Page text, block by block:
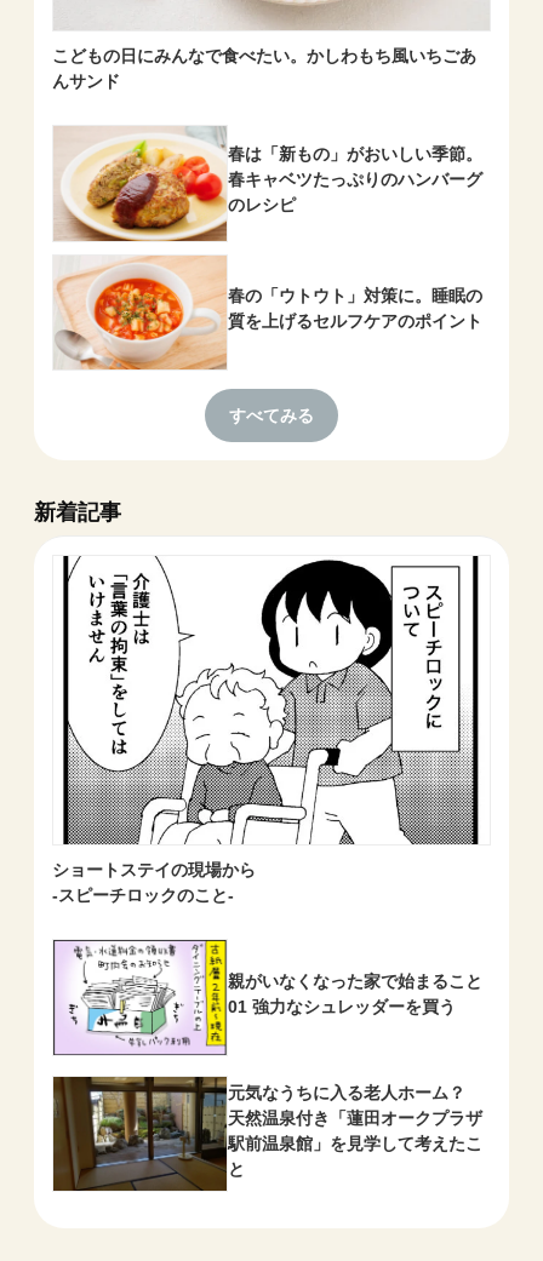
こどもの日にみんなで⾷べたい。かしわもち風いちごあ
んサンド
春は「新もの」がおいしい季節。
春キャベツたっぷりのハンバーグ
のレシピ
春の「ウトウト」対策に。睡眠の
質を上げるセルフケアのポイント
すべてみる
新着記事
ショートステイの現場から
-スピーチロックのこと-
親がいなくなった家で始まること
01 強力なシュレッダーを買う
元気なうちに入る老人ホーム？
天然温泉付き「蓮田オークプラザ
駅前温泉館」を見学して考えたこ
と